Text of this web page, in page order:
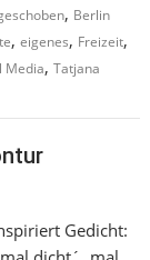
, Berlin
,eigenes, Freizeit,
Media,Tatjana
Gedicht: